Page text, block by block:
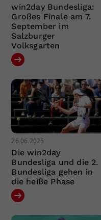
win2day Bundesliga:
Großes Finale am 7.
September im
Salzburger
Volksgarten
26.06.2025
Die win2day
Bundesliga und die 2.
Bundesliga gehen in
die heiße Phase